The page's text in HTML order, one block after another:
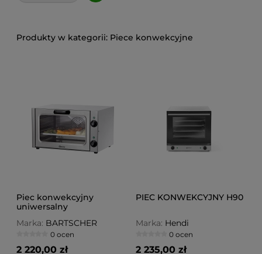
Piece konwekcyjne
Piec konwekcyjny
uniwersalny
Marka: BARTSCHER
0 ocen
2 220,00 zł
PIEC KONWEKCYJNY H90
Marka: Hendi
0 ocen
2 235,00 zł